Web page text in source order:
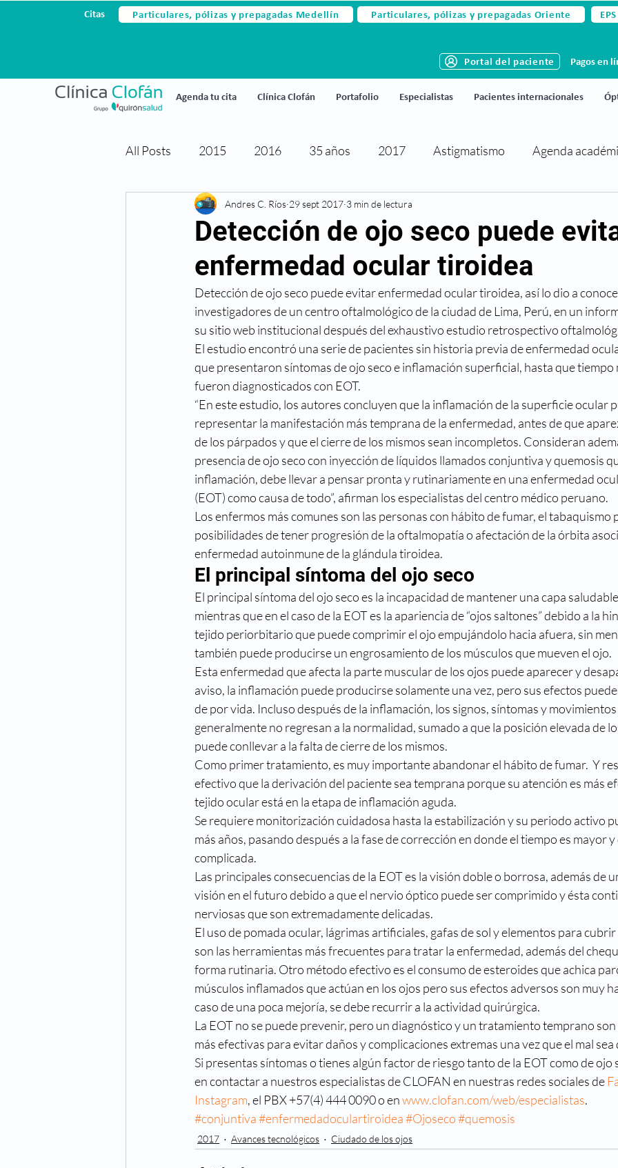
Citas Particulares, pólizas y prepagadas Medellín Particulares, pólizas y prepagadas Oriente EPS
Portal del paciente Pagos en
Agenda tu cita Clínica Clofán Portafolio Especialistas Pacientes internacionales
All Posts 2015 2016 35 años 2017 Astigmatismo Agenda
Avances tecnológicos Certificaciones y reconocimientos
Cirugia laser Cirugia refractiva Cirugía refractiva Ciudado de los ojos
Cuidado de los ojos Congreso Directorio médico Enfermedades visuales
Fechas especiales Hipermetropia Historia La ciencia y la visión Mi
Oftalmologo Óptica
Detección de ojo seco puede
enfermedad ocular tiroidea
Andres C. Ríos 29 sept 2017 3 min de lectura
Detección de ojo seco puede evitar enfermedad ocular tiroidea, así lo dio a
investigadores de un centro oftalmológico de la ciudad de Lima, Perú, en un
su sitio web institucional después del exhaustivo estudio retrospectivo
El estudio encontró una serie de pacientes sin historia previa de enfermedad
que presentaron síntomas de ojo seco e inflamación superficial, hasta que tiempo
fueron diagnosticados con EOT.
“En este estudio, los autores concluyen que la inflamación de la superficie ocular
representar la manifestación más temprana de la enfermedad, antes de que
de los párpados y que el cierre de los mismos sean incompletos. Consideran
presencia de ojo seco con inyección de líquidos llamados conjuntiva y quemosis
inflamación, debe llevar a pensar pronta y rutinariamente en una enfermedad
(EOT) como causa de todo”, afirman los especialistas del centro médico peruano.
Los enfermos más comunes son las personas con hábito de fumar, el tabaquismo
posibilidades de tener progresión de la oftalmopatía o afectación de la órbita
enfermedad autoinmune de la glándula tiroidea.
El principal síntoma del ojo seco
El principal síntoma del ojo seco es la incapacidad de mantener una capa
mientras que en el caso de la EOT es la apariencia de “ojos saltones” debido a la
tejido periorbitario que puede comprimir el ojo empujándolo hacia afuera, sin
también puede producirse un engrosamiento de los músculos que mueven el ojo.
Esta enfermedad que afecta la parte muscular de los ojos puede aparecer y
aviso, la inflamación puede producirse solamente una vez, pero sus efectos
de por vida. Incluso después de la inflamación, los signos, síntomas y
generalmente no regresan a la normalidad, sumado a que la posición elevada de
puede conllevar a la falta de cierre de los mismos.
Como primer tratamiento, es muy importante abandonar el hábito de fumar.  Y
efectivo que la derivación del paciente sea temprana porque su atención es más
tejido ocular está en la etapa de inflamación aguda.
Se requiere monitorización cuidadosa hasta la estabilización y su periodo activo
más años, pasando después a la fase de corrección en donde el tiempo es mayor
complicada.
Las principales consecuencias de la EOT es la visión doble o borrosa, además de
visión en el futuro debido a que el nervio óptico puede ser comprimido y ésta
nerviosas que son extremadamente delicadas.
El uso de pomada ocular, lágrimas artificiales, gafas de sol y elementos para
son las herramientas más frecuentes para tratar la enfermedad, además del
forma rutinaria. Otro método efectivo es el consumo de esteroides que achica
músculos inflamados que actúan en los ojos pero sus efectos adversos son muy
caso de una poca mejoría, se debe recurrir a la actividad quirúrgica.
La EOT no se puede prevenir, pero un diagnóstico y un tratamiento temprano son
más efectivas para evitar daños y complicaciones extremas una vez que el mal
Si presentas síntomas o tienes algún factor de riesgo tanto de la EOT como de ojo
en contactar a nuestros especialistas de CLOFAN en nuestras redes sociales de
Instagram, el PBX +57(4) 444 0090 o en www.clofan.com/web/especialistas.
#conjuntiva#enfermedadoculartiroidea#Ojoseco#quemosis
2017 Avances tecnológicos Ciudado de los ojos